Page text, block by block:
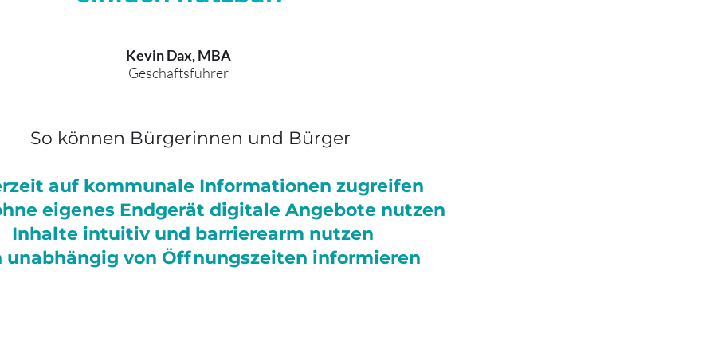
Kevin Dax, MBA
Geschäftsführer
So können Bürgerinnen und Bürger
auf kommunale Informationen zugreifen
eigenes Endgerät digitale Angebote nutzen
Inhalte intuitiv und barrierearm nutzen
unabhängig von Öffnungszeiten informieren